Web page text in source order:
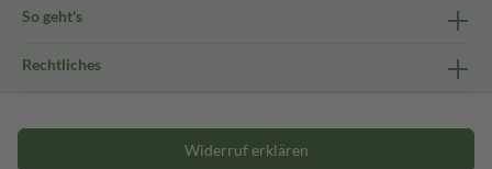
So geht's
Rechtliches
Widerruf erklären